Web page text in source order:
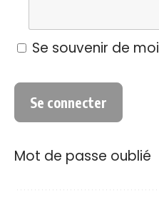
Se souvenir de moi
Mot de passe oublié